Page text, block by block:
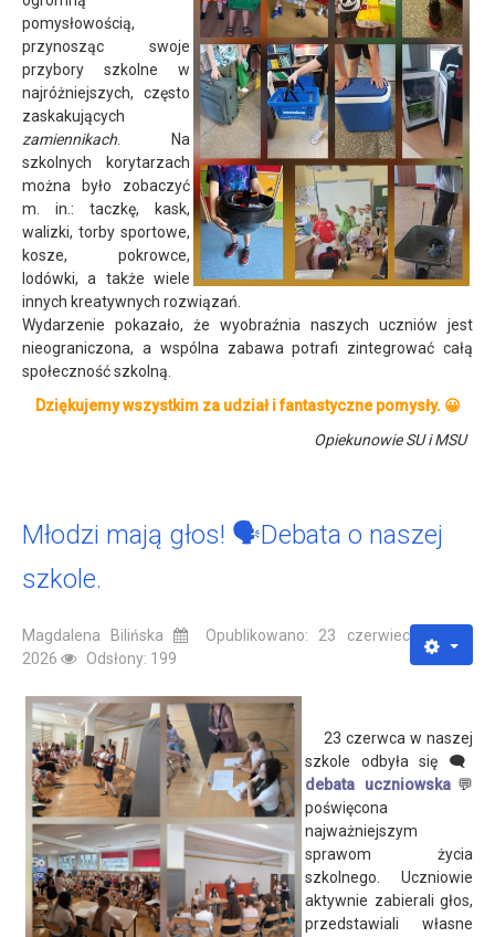
pomysłowością,
przynosząc swoje
przybory szkolne w
najróżniejszych, często
zaskakujących
zamiennikach . Na
szkolnych korytarzach
można było zobaczyć
m. in.: taczkę, kask,
walizki, torby sportowe,
kosze, pokrowce,
lodówki, a także wiele
innych kreatywnych rozwiązań.
Wydarzenie pokazało, że wyobraźnia naszych uczniów jest
nieograniczona, a wspólna zabawa potrafi zintegrować całą
społeczność szkolną.
Dziękujemy wszystkim za udział i fantastyczne pomysły. 😀
Opiekunowie SU i MSU
Młodzi mają głos! 🗣️Debata o naszej
szkole.
Magdalena Bilińska
Opublikowano: 23 czerwiec
2026
Odsłony: 199
23 czerwca w naszej
szkole odbyła się 🗨️
debata uczniowska 💬
poświęcona
najważniejszym
sprawom życia
szkolnego. Uczniowie
aktywnie zabierali głos,
przedstawiali własne